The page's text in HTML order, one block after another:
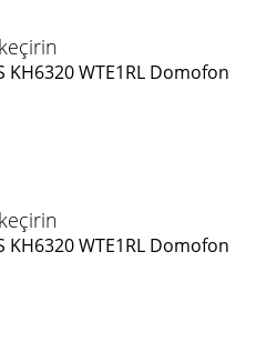
KH6320 WTE1RL Domofon
KH6320 WTE1RL Domofon